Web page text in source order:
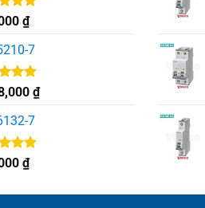
xếp
5.00
₫
7
xếp
5.00
₫
7
xếp
5.00
₫